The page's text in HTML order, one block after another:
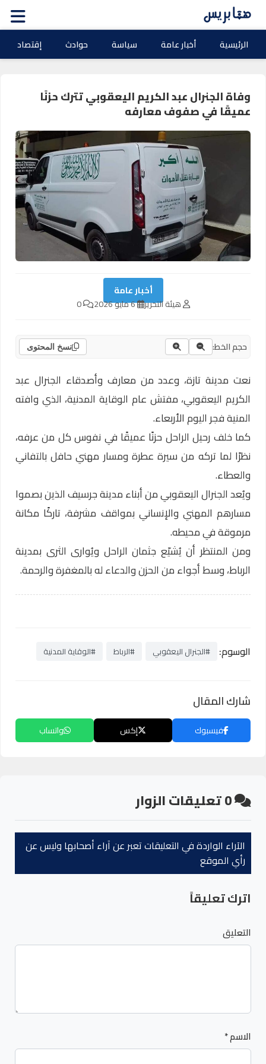
الرئيسية أخبار عامة سياسة حوادث إقتصاد
وفاة الجنرال عبد الكريم اليعقوبي تترك حزنًا
عميقًا في صفوف معارفه
أخبار عامة
هيئة التحرير 6 مايو 2026 0
حجم الخط: نسخ المحتوى
نعت مدينة تازة، وعدد من معارف وأصدقاء الجنرال عبد
الكريم اليعقوبي، مفتش عام الوقاية المدنية، الذي وافته
المنية فجر اليوم الأربعاء.
كما خلف رحيل الراحل حزنًا عميقًا في نفوس كل من عرفه،
نظرًا لما تركه من سيرة عطرة ومسار مهني حافل بالتفاني
والعطاء.
ويُعد الجنرال اليعقوبي من أبناء مدينة جرسيف الذين بصموا
مسارهم المهني والإنساني بمواقف مشرفة، تاركًا مكانة
مرموقة في محيطه.
ومن المنتظر أن يُشيّع جثمان الراحل ويُوارى الثرى بمدينة
الرباط، وسط أجواء من الحزن والدعاء له بالمغفرة والرحمة.
الوسوم: #الجنرال اليعقوبي #الرباط #الوقاية المدنية
شارك المقال
فيسبوك إكس واتساب
0تعليقات الزوار
الآراء الواردة في التعليقات تعبر عن آراء أصحابها وليس عن
رأي الموقع
اترك تعليقاً
التعليق
الاسم*